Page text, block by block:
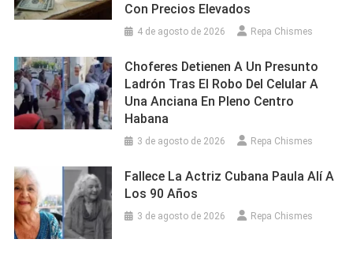
Con Precios Elevados
4 de agosto de 2026 Repa Chismes
Choferes Detienen A Un Presunto
Ladrón Tras El Robo Del Celular A
Una Anciana En Pleno Centro
Habana
3 de agosto de 2026 Repa Chismes
Fallece La Actriz Cubana Paula Alí A
Los 90 Años
3 de agosto de 2026 Repa Chismes